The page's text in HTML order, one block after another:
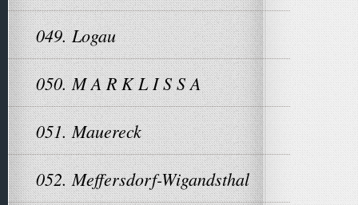
049. Logau
050. M A R K L I S S A
051. Mauereck
052. Meffersdorf-Wigandsthal